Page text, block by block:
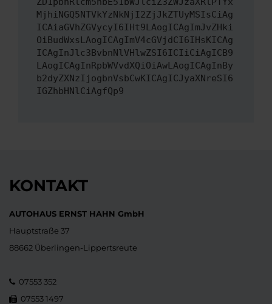
MjhiNGQ5NTVkYzNkNjI2ZjJkZTUyMSIsCiAg
ICAiaGVhZGVycyI6IHt9LAogICAgImJvZHki
OiBudWxsLAogICAgImV4cGVjdCI6IHsKICAg
ICAgInJlc3BvbnNlVHlwZSI6ICIiCiAgICB9
LAogICAgInRpbWVvdXQiOiAwLAogICAgInBy
b2dyZXNzIjogbnVsbCwKICAgICJyaXNreSI6
IGZhbHNlCiAgfQp9
KONTAKT
AUTOHAUS ERNST HAHN GmbH
Hauptstraße 37
88662 Überlingen-Lippertsreute
07553 352
07553 1497